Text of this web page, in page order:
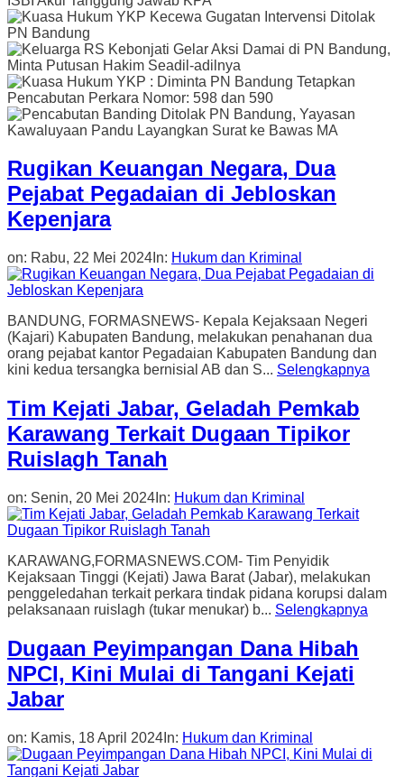
Rugikan Keuangan Negara, Dua
Pejabat Pegadaian di Jebloskan
Kepenjara
on: Rabu, 22 Mei 2024 In: Hukum dan Kriminal
BANDUNG, FORMASNEWS- Kepala Kejaksaan Negeri
(Kajari) Kabupaten Bandung, melakukan penahanan dua
orang pejabat kantor Pegadaian Kabupaten Bandung dan
kini kedua tersangka bernisial AB dan S... Selengkapnya
Tim Kejati Jabar, Geladah Pemkab
Karawang Terkait Dugaan Tipikor
Ruislagh Tanah
on: Senin, 20 Mei 2024 In: Hukum dan Kriminal
KARAWANG,FORMASNEWS.COM- Tim Penyidik
Kejaksaan Tinggi (Kejati) Jawa Barat (Jabar), melakukan
penggeledahan terkait perkara tindak pidana korupsi dalam
pelaksanaan ruislagh (tukar menukar) b... Selengkapnya
Dugaan Peyimpangan Dana Hibah
NPCI, Kini Mulai di Tangani Kejati
Jabar
on: Kamis, 18 April 2024 In: Hukum dan Kriminal